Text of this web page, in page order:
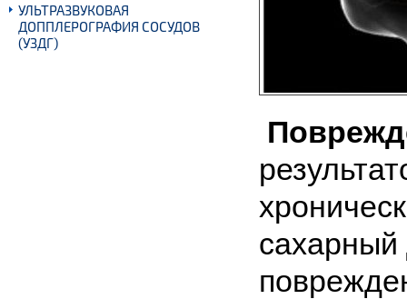
УЛЬТРАЗВУКОВАЯ
ДОППЛЕРОГРАФИЯ СОСУДОВ
(УЗДГ)
сахарный